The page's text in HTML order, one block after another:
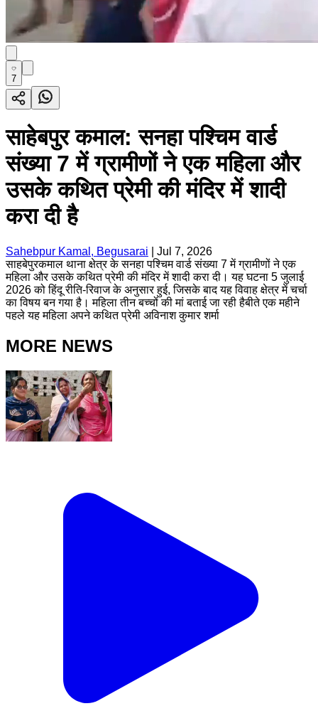
7
साहेबपुर कमाल: सनहा पश्चिम वार्ड
संख्या 7 में ग्रामीणों ने एक महिला और
उसके कथित प्रेमी की मंदिर में शादी
करा दी है
Sahebpur Kamal, Begusarai
Jul 7, 2026
साहबेपुरकमाल थाना क्षेत्र के सनहा पश्चिम वार्ड संख्या 7 में ग्रामीणों ने एक
महिला और उसके कथित प्रेमी की मंदिर में शादी करा दी। यह घटना 5 जुलाई
2026 को हिंदू रीति-रिवाज के अनुसार हुई, जिसके बाद यह विवाह क्षेत्र में चर्चा
का विषय बन गया है। महिला तीन बच्चों की मां बताई जा रही हैबीते एक महीने
पहले यह महिला अपने कथित प्रेमी अविनाश कुमार शर्मा
MORE NEWS